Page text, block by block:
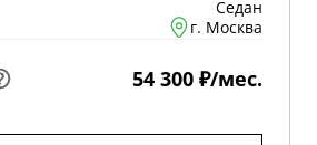
Седан
г. Москва
54 300 ₽/мес.